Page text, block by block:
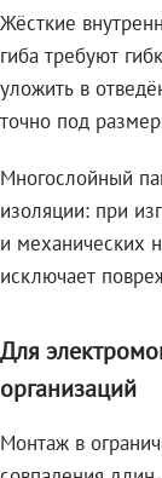
Жёсткие
гиба требуют
уложить в
точно под
Многослойный
изоляции: при
и механических
исключает
Для
организаций
Монтаж в